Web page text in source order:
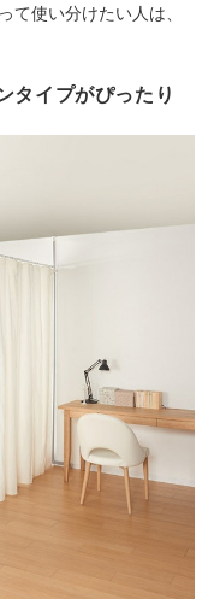
て使い分けたい人は、
タイプがぴったり